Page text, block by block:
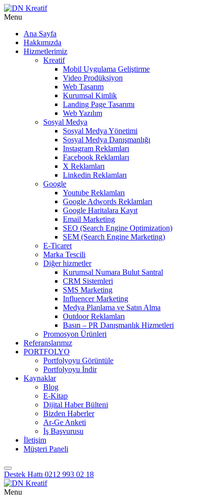
Menu
Ana Sayfa
Hakkımızda
Hizmetlerimiz
Kreatif
Mobil Uygulama Geliştirme
Video Prodüksiyon
Web Tasarım
Kurumsal Kimlik
Landing Page Tasarımı
Web Yazılım
Sosyal Medya
Sosyal Medya Yönetimi
Sosyal Medya Danışmanlığı
Instagram Reklamları
Facebook Reklamları
X Reklamları
Linkedin Reklamları
Google
Youtube Reklamları
Google Adwords Reklamları
Google Haritalara Kayıt
Email Marketing
SEO (Search Engine Optimization)
SEM (Search Engine Marketing)
E-Ticaret
Marka Tescili
Diğer hizmetler
Kurumsal Numara Bulut Santral
CRM Sistemleri
SMS Marketing
Influencer Marketing
Medya Planlama ve Satın Alma
Outdoor Reklamları
Basın – PR Danışmanlık Hizmetleri
Promosyon Ürünleri
Referanslarımız
PORTFOLYO
Portfolyoyu Görüntüle
Portfolyoyu İndir
Kaynaklar
Blog
E-Kitap
Dijital Haber Bülteni
Bizden Haberler
Ar-Ge Anketi
İş Başvurusu
İletişim
Müşteri Paneli
Destek Hattı 0212 993 02 18
Menu